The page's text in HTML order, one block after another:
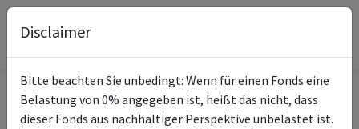
Informationen zum Fonds
Disclaimer
Bitte beachten Sie unbedingt: Wenn für einen Fonds eine
Belastung von 0% angegeben ist, heißt das nicht, dass
dieser Fonds aus nachhaltiger Perspektive unbelastet ist.